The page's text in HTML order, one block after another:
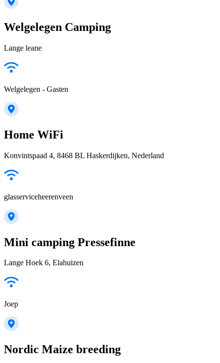
Welgelegen Camping
Lange leane
Welgelegen - Gasten
Home WiFi
Konvintspaad 4, 8468 BL Haskerdijken, Nederland
glasserviceheerenveen
Mini camping Pressefinne
Lange Hoek 6, Elahuizen
Joep
Nordic Maize breeding